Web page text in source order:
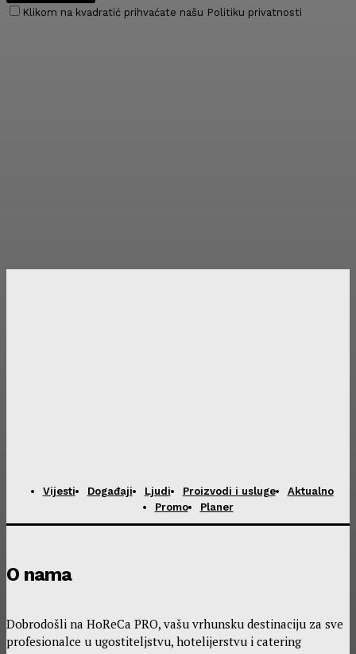
Klikom na kvadratić prihvaćate našu Politiku privatnosti
Vijesti Događaji Ljudi Proizvodi i usluge
Aktualno
Promo
Planer
O nama
Dobrodošli na HoReCa PRO, vašu vrhunsku destinaciju za sve
profesionalce u ugostiteljstvu, hotelijerstvu i catering